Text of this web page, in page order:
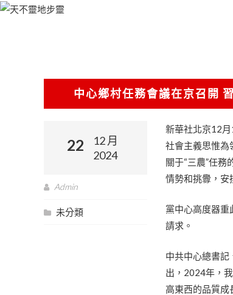
跳
中心鄉村任務會議在京召開
22
12 月
2024
Admin
未分類
新華社北京12
社會主義思惟為
關于“三農”任務
情勢和挑釁，安
黨中心高度器重
請求。
中共中心總書記
出，2024年，
高東西的品質成